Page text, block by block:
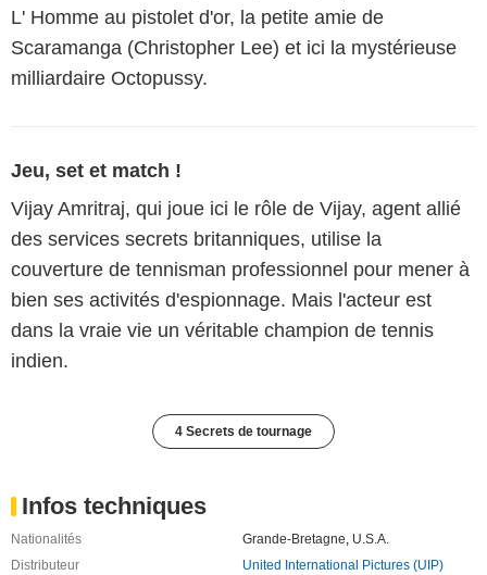
L' Homme au pistolet d'or, la petite amie de
Scaramanga (Christopher Lee) et ici la mystérieuse
milliardaire Octopussy.
Jeu, set et match !
Vijay Amritraj, qui joue ici le rôle de Vijay, agent allié
des services secrets britanniques, utilise la
couverture de tennisman professionnel pour mener à
bien ses activités d'espionnage. Mais l'acteur est
dans la vraie vie un véritable champion de tennis
indien.
4 Secrets de tournage
Infos techniques
Nationalités Grande-Bretagne, U.S.A.
Distributeur
United International Pictures (UIP)